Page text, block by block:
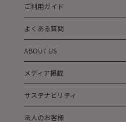
ご利用ガイド
よくある質問
ABOUT US
メディア掲載
サステナビリティ
法人のお客様